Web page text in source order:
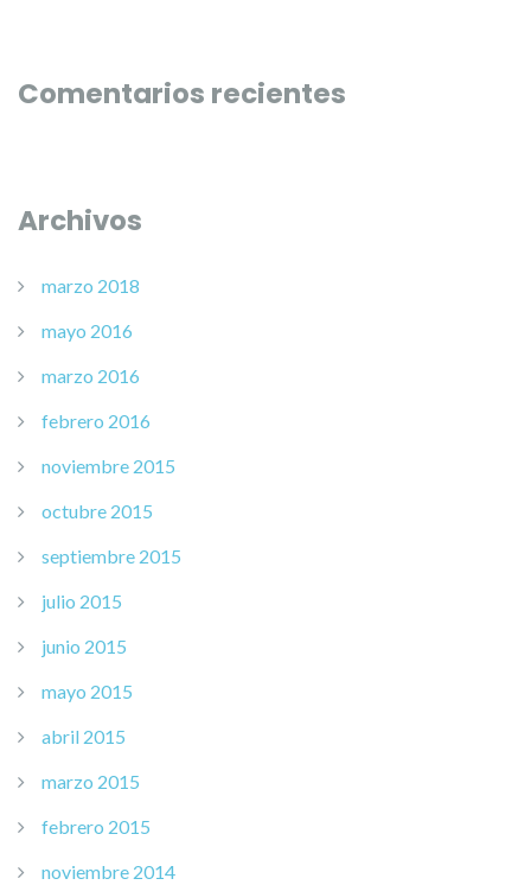
Comentarios recientes
Archivos
marzo 2018
mayo 2016
marzo 2016
febrero 2016
noviembre 2015
octubre 2015
septiembre 2015
julio 2015
junio 2015
mayo 2015
abril 2015
marzo 2015
febrero 2015
noviembre 2014